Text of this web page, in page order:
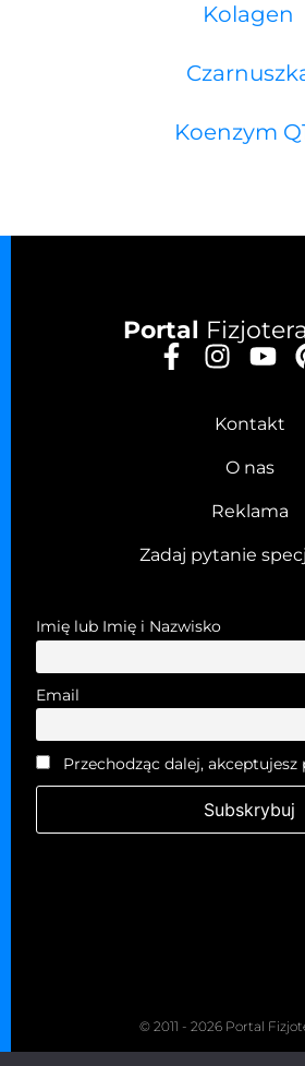
Kolagen
Koenzym
Portal
Kontakt
O nas
Reklama
Zadaj pytanie
Imię lub Imię i Nazwisko
Email
Przechodząc dalej,
© 2011 - 2026 Portal